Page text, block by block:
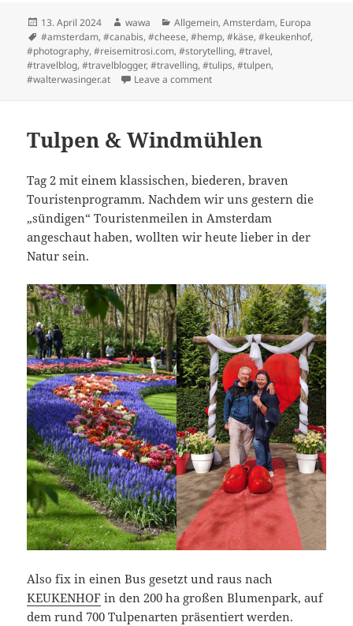
Posted
on
13. April 2024 Author
wawa Categories
Allgemein,Amsterdam, Europa
Tags
#amsterdam,#canabis,#cheese,#hemp,#käse,#keukenhof,
#photography,#reisemitrosi.com,#storytelling,#travel,
#travelblog,#travelblogger,#travelling,#tulips,#tulpen,
#walterwasinger.at
Leave a commenton Nicht nur Tulpen in
Tulpen & Windmühlen
Tag 2 mit einem klassischen, biederen, braven
Touristenprogramm. Nachdem wir uns gestern die
„sündigen“ Touristenmeilen in Amsterdam
angeschaut haben, wollten wir heute lieber in der
Natur sein.
Also fix in einen Bus gesetzt und raus nach
KEUKENHOF in den 200 ha großen Blumenpark, auf
dem rund 700 Tulpenarten präsentiert werden.